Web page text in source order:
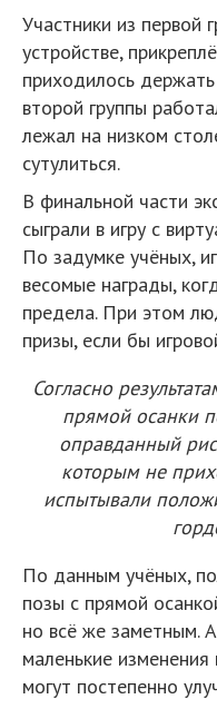
Участники из первой
устройстве,
приходилось
второй группы
лежал на низком
сутулиться.
В финальной части
сыграли в игру с
По задумке учёных,
весомые награды,
предела. При этом
призы, если бы
Согласно
прямой осанки
оправданный
которым не
испытывали
По данным учёных,
позы с прямой
но всё же заметным.
маленькие
могут постепенно